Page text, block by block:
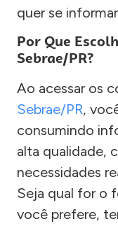
quer se
Por Que
Sebrae/PR?
Ao acessar os
Sebrae/PR,
consumindo
alta qualidade,
necessidades
Seja qual for o
você prefere,